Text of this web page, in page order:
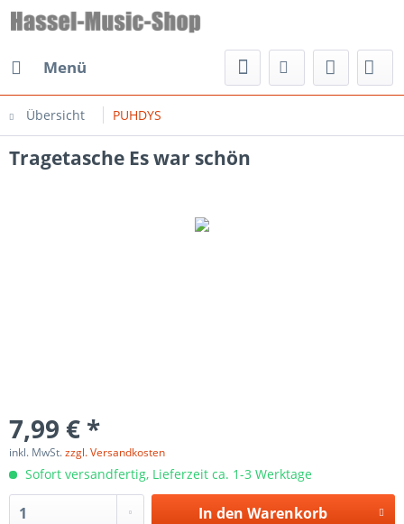
Menü
Übersicht PUHDYS
Tragetasche Es war schön
7,99 € *
inkl. MwSt.zzgl. Versandkosten
Sofort versandfertig, Lieferzeit ca. 1-3 Werktage
In den Warenkorb